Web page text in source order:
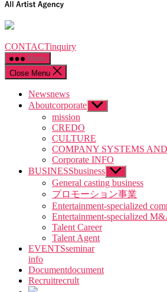
CONTACTinquiry
Menu
Close Menu
Newsnews
Aboutcorporate Show
sub
mission
CREDO
CULTURE
COMPANY SYSTEMS
Corporate INFO
BUSINESSbusiness Show
sub
menu
General casting business
プロモーション事業
Entertainment-specialized
Entertainment-specialized
Talent Career
Talent Agent
EVENTSseminar
info
Documentdocument
Recruitrecrult